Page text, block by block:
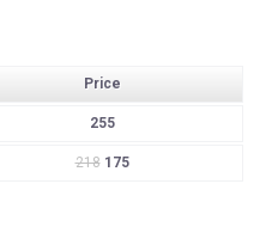
Price
255
218 175